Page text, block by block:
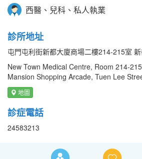
西醫、兒科、私人執業
診所地址
屯門屯利街新都大廈商場二樓214-215室
New Town Medical Centre, Room 214-
Mansion Shopping Arcade, Tuen Lee
地圖
診症電話
24583213